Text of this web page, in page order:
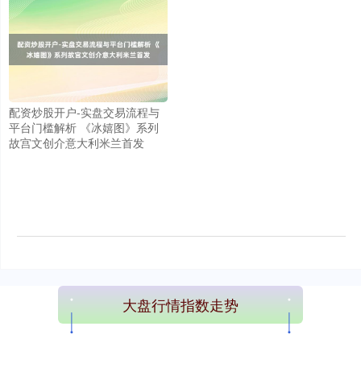
配资炒股开户-实盘交易流程与
平台门槛解析 《冰嬉图》系列
故宫文创介意大利米兰首发
大盘行情指数走势